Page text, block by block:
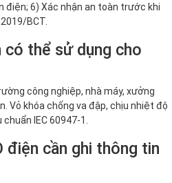
điện; 6) Xác nhận an toàn trước khi
BCT.
có thể sử dụng cho
công nghiệp, nhà máy, xưởng
Vỏ khóa chống va đập, chịu nhiệt độ
IEC 60947-1.
điện cần ghi thông tin